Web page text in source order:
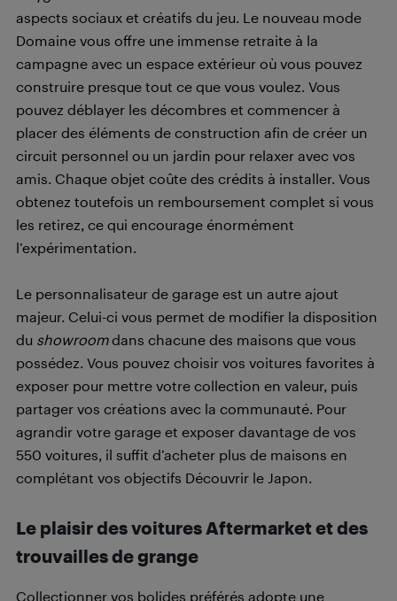
aspects sociaux et créatifs du jeu. Le nouveau mode
Domaine vous offre une immense retraite à la
campagne avec un espace extérieur où vous pouvez
construire presque tout ce que vous voulez. Vous
pouvez déblayer les décombres et commencer à
placer des éléments de construction afin de créer un
circuit personnel ou un jardin pour relaxer avec vos
amis. Chaque objet coûte des crédits à installer. Vous
obtenez toutefois un remboursement complet si vous
les retirez, ce qui encourage énormément
l’expérimentation.
Le personnalisateur de garage est un autre ajout
majeur. Celui-ci vous permet de modifier la disposition
du showroomdans chacune des maisons que vous
possédez. Vous pouvez choisir vos voitures favorites à
exposer pour mettre votre collection en valeur, puis
partager vos créations avec la communauté. Pour
agrandir votre garage et exposer davantage de vos
550 voitures, il suffit d’acheter plus de maisons en
complétant vos objectifs Découvrir le Japon.
Le plaisir des voitures Aftermarket et des
trouvailles de grange
Collectionner vos bolides préférés adopte une